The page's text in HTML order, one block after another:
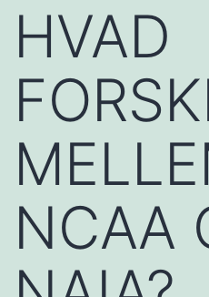
HVAD
NCAA